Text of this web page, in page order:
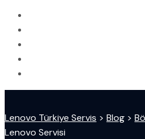
Lenovo Türkiye Servis > Blog >
Lenovo Servisi